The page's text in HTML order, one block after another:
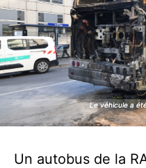
Le véhicule a
Le véhicule a
Un autobus de la